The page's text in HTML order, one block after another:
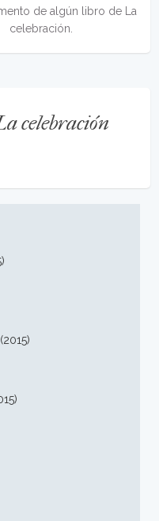
de algún libro de La
celebración.
celebración
(2015)